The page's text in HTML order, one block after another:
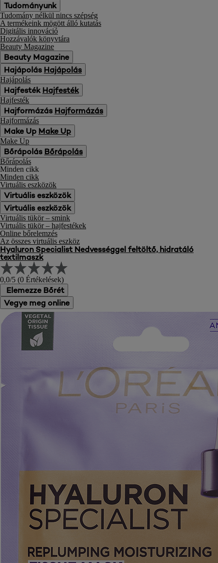
Tudományunk
Tudomány nélkül nincs szépség
A termékeink mögött álló kutatás
Digitális innováció
Hozzávalók könyvtára
Beauty Magazine
Beauty Magazine
Hajápolás Hajápolás
Hajápolás
Hajfesték Hajfesték
Hajfesték
Hajformázás Hajformázás
Hajformázás
Make Up Make Up
Make Up
Bőrápolás Bőrápolás
Bőrápolás
Minden cikk
Minden cikk
Virtuális eszközök
Virtuális eszközök
Virtuális eszközök
Virtuális tükör – smink
Virtuális tükör – hajfestékek
Online bőrelemzés
Az összes virtuális eszköz
Hyaluron Specialist Nedvességgel feltöltő, hidratáló
textilmaszk
0,0/5 (0 Értékelések)
Elemezze Bőrét
Vegye meg online